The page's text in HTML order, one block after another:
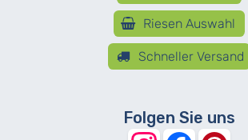
Riesen Auswahl
Schneller Versand
Folgen Sie uns